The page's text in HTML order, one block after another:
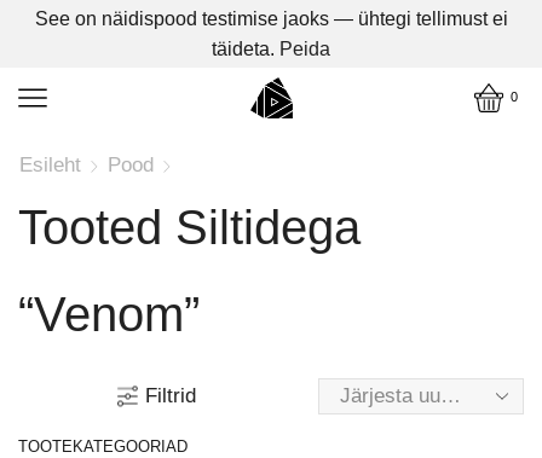
See on näidispood testimise jaoks — ühtegi tellimust ei
täideta. Peida
0
Esileht Pood
Tooted Siltidega
“venom”
Filtrid
TOOTEKATEGOORIAD